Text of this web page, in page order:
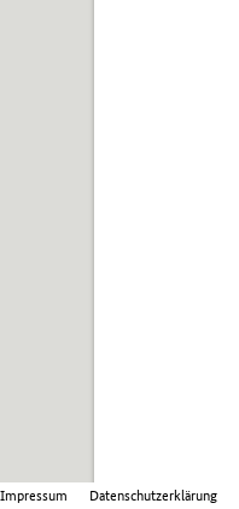
Impressum Datenschutzerklärung